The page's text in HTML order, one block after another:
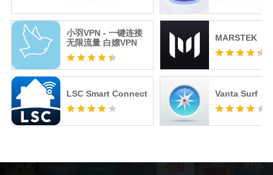
小羽VPN - 一键连接
无限流量 白嫖VPN
LSC Smart Connect
MARSTEK
Vanta Surf